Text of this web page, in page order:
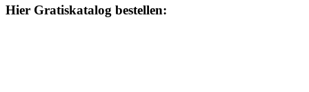
Hier Gratiskatalog bestellen: